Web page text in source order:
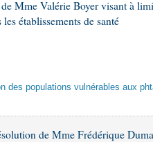
Mme Valérie Boyer visant à
établissements de santé
des populations vulnérables aux
de Mme Frédérique